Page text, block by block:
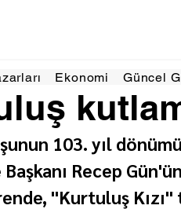
Ekonomi Güncel
103. yıl
Recep
"Kurtuluş